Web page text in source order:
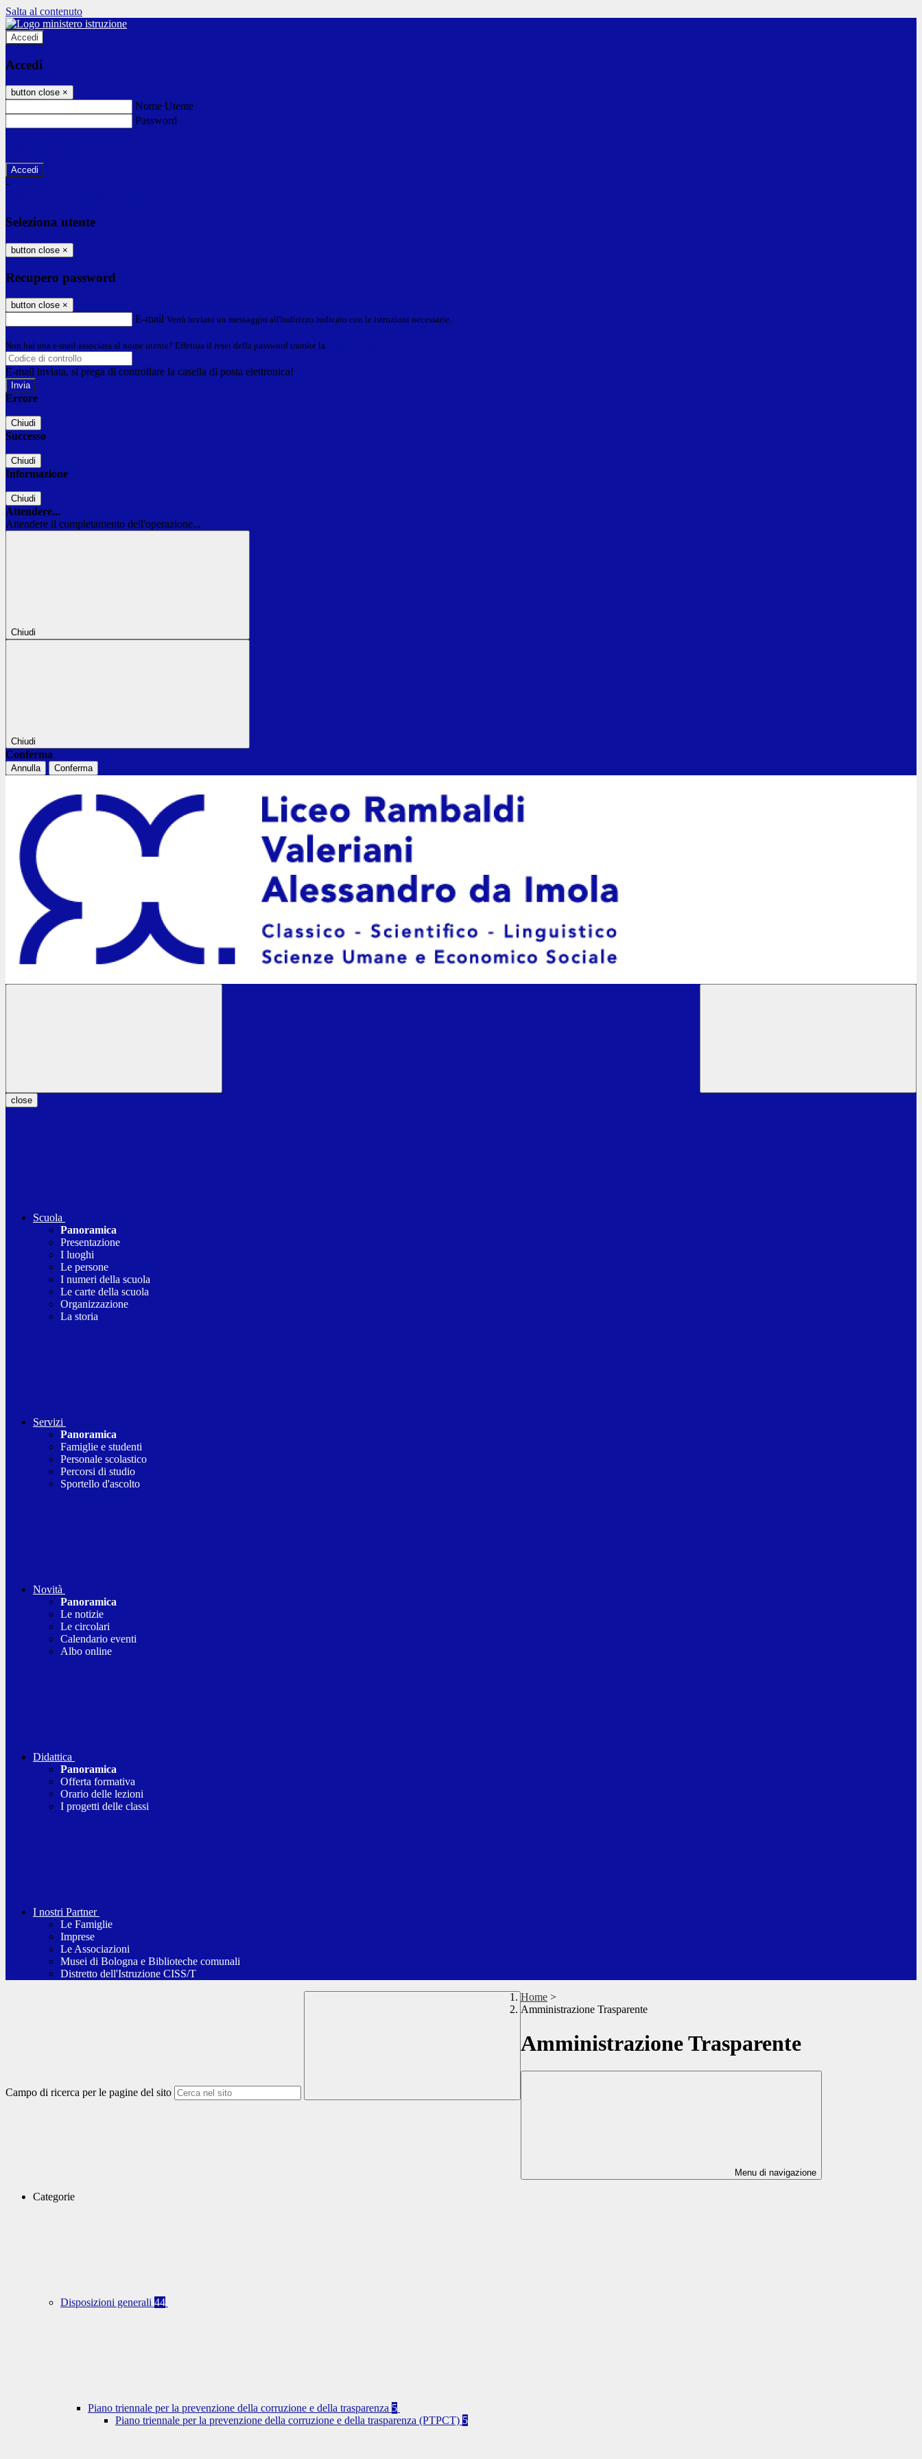
Salta al contenuto
Accedi
Accedi
button close ×
Nome Utente
Password
-
Seleziona utente
button close ×
Recupero password
button close ×
E-mail Verrà inviato un messaggio all'indirizzo indicato con le istruzioni necessarie.
Non hai una e-mail associata al nome utente? Effettua il reset della password tramite la
E-mail inviata, si prega di controllare la casella di posta elettronica!
Errore
Chiudi
Successo
Chiudi
Informazione
Chiudi
Attendere...
Attendere il completamento dell'operazione...
Chiudi
Chiudi
Conferma
Annulla Conferma
close
Scuola
Panoramica
Presentazione
I luoghi
Le persone
I numeri della scuola
Le carte della scuola
Organizzazione
La storia
Servizi
Panoramica
Famiglie e studenti
Personale scolastico
Percorsi di studio
Sportello d'ascolto
Novità
Panoramica
Le notizie
Le circolari
Calendario eventi
Albo online
Didattica
Panoramica
Offerta formativa
Orario delle lezioni
I progetti delle classi
I nostri Partner
Le Famiglie
Imprese
Le Associazioni
Musei di Bologna e Biblioteche comunali
Distretto dell'Istruzione CISS/T
Campo di ricerca per le pagine del sito
Home >
Amministrazione Trasparente
Amministrazione Trasparente
Menu di navigazione
Categorie
Disposizioni generali 44
Piano triennale per la prevenzione della corruzione e della trasparenza 5
Piano triennale per la prevenzione della corruzione e della trasparenza (PTPCT) 5